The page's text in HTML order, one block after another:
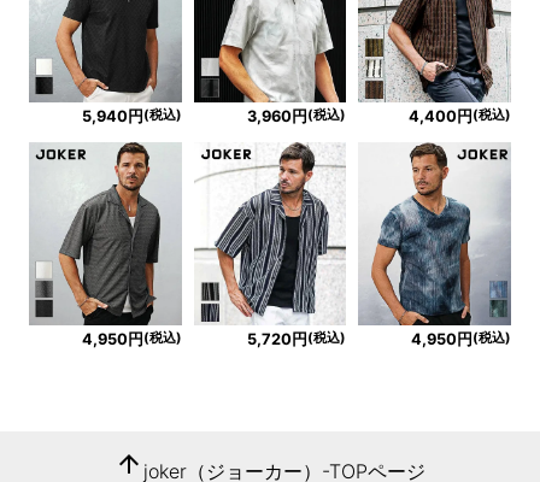
5,940円 (税込) 3,960円 (税込) 4,400円 (税込)
4,950円 (税込) 5,720円 (税込) 4,950円 (税込)
arrow_upward joker（ジョーカー）-TOPページ